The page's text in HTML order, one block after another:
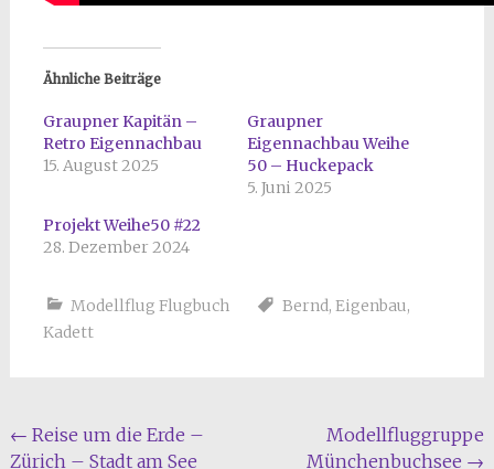
Ähnliche Beiträge
Graupner Kapitän –
Retro Eigennachbau
15. August 2025
Graupner
Eigennachbau Weihe
50 – Huckepack
5. Juni 2025
Projekt Weihe50 #22
28. Dezember 2024
Modellflug Flugbuch Bernd, Eigenbau,
Kadett
Beitragsnavigation
← Reise um die Erde –
Zürich – Stadt am See
Modellfluggruppe
Münchenbuchsee →